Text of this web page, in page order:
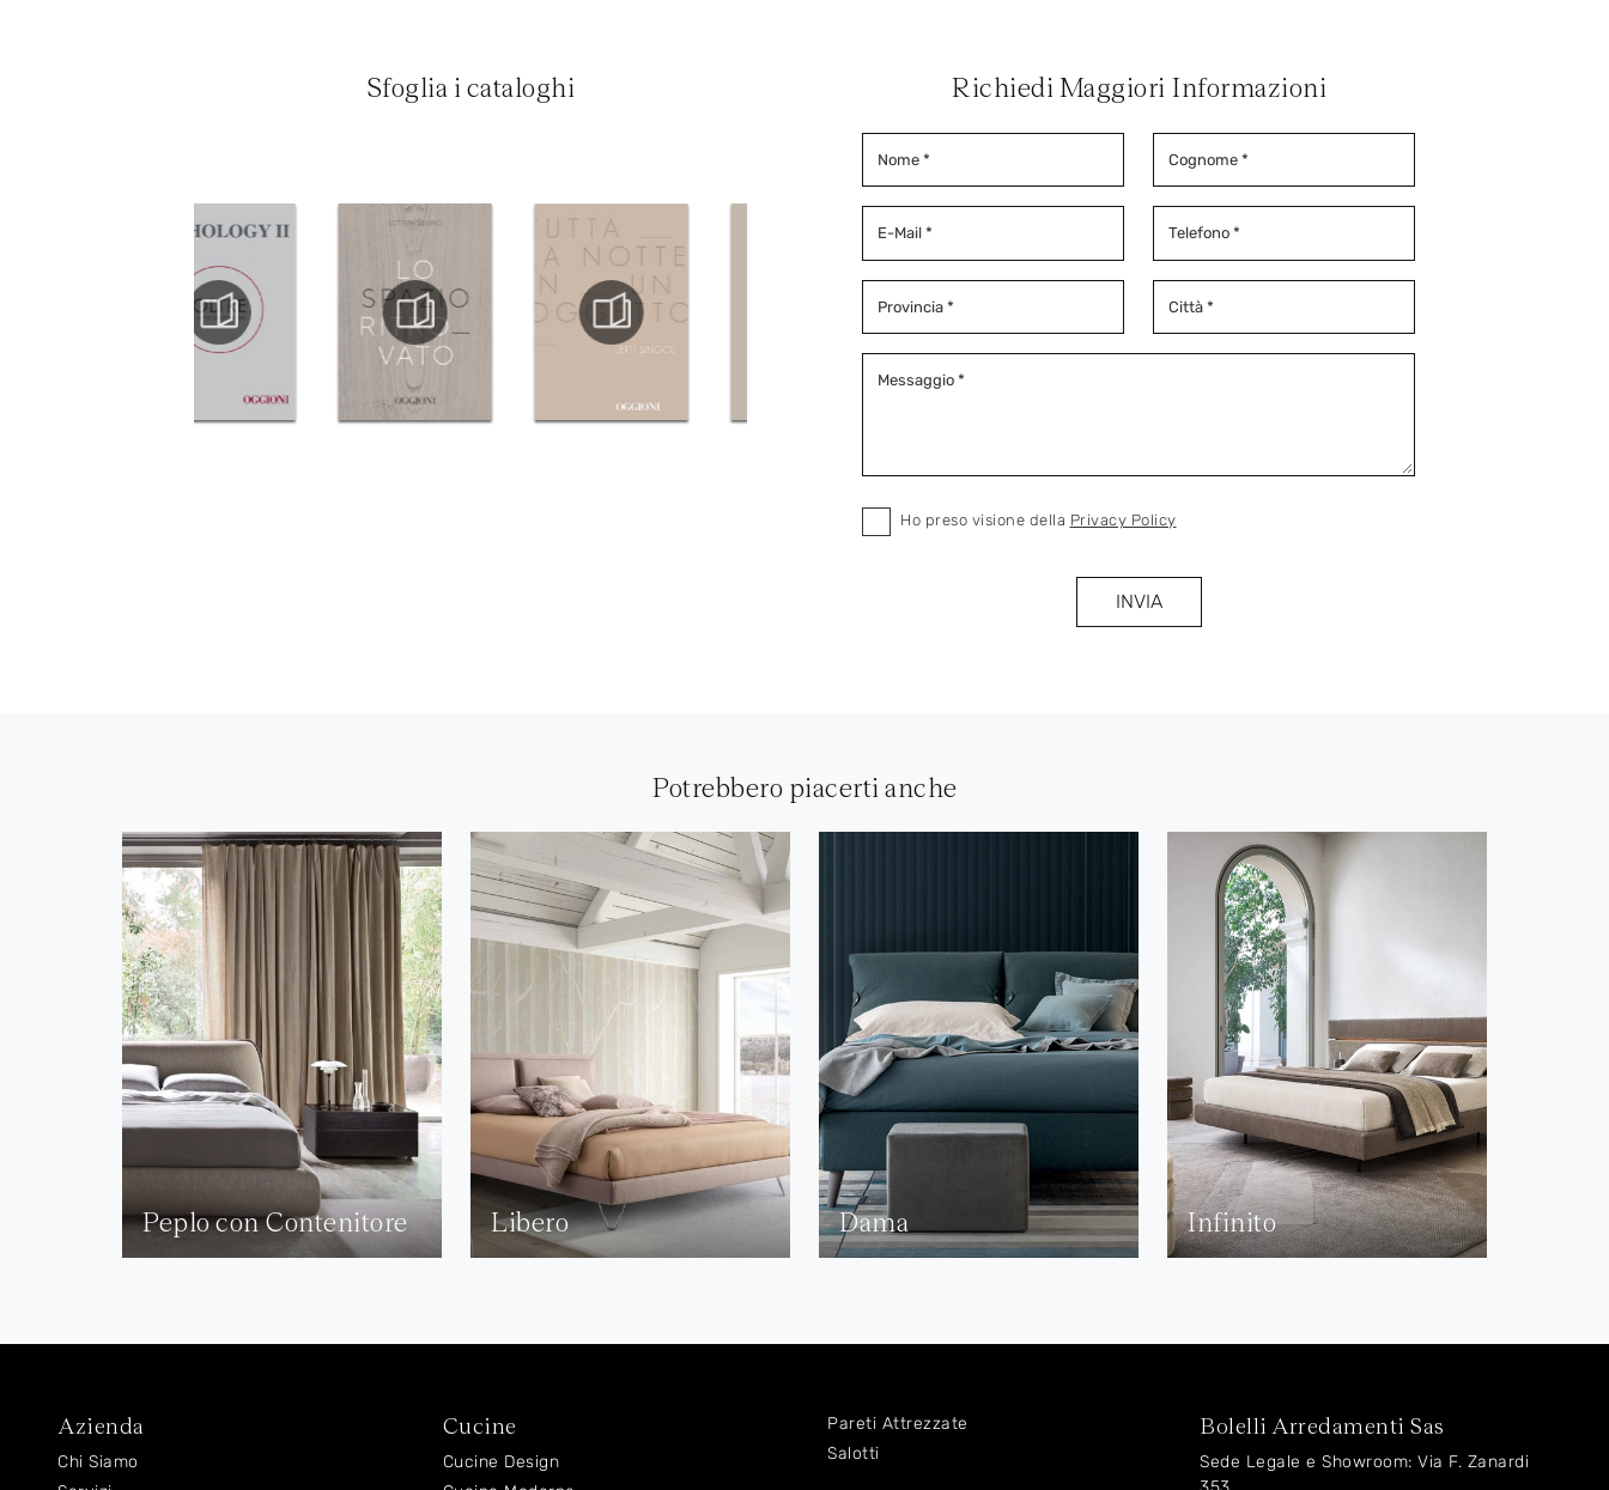
Sfoglia i cataloghi Richiedi Maggiori Informazioni
Ho preso visione della Privacy Policy
INVIA
Potrebbero piacerti anche
Peplo con Contenitore Libero Dama Infinito
Azienda
Chi Siamo
Cucine
Cucine Design
Pareti Attrezzate
Salotti
Bolelli Arredamenti Sas
Sede Legale e Showroom: Via F. Zanardi